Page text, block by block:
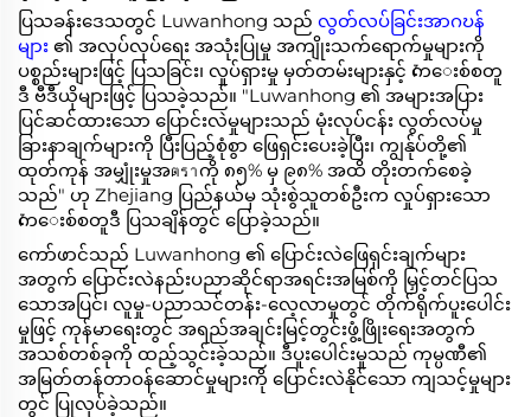
ပြသခန်းဒေသတွင် Luwanhong သည် လွတ်လပ်ခြင်းအာဂဎန်
များ ၏ အလုပ်လုပ်ရေး အသုံးပြုမှု အကျိုးသက်ရောက်မှုများကို
ပစ္စည်းများဖြင့် ပြသခြင်း၊ လှုပ်ရှားမှု မှတ်တမ်းများနှင့် ကেေးစ်စတူ
ဒီ ဗီဒီယိုများဖြင့် ပြသခဲ့သည်။ "Luwanhong ၏ အများအပြား
ပြင်ဆင်ထားသော ပြောင်းလဲမှုများသည် မုံးလုပ်ငန်း လွတ်လပ်မှု
ခြားနာချက်များကို ပြီးပြည့်စုံစွာ ဖြေရှင်းပေးခဲ့ပြီး၊ ကျွန်ုပ်တို့၏
ထုတ်ကုန် အမျှုံးမှုအตราကို ၈၅% မှ ၉၈% အထိ တိုးတက်စေခဲ့
သည်" ဟု Zhejiang ပြည်နယ်မှ သုံးစွဲသူတစ်ဦးက လှုပ်ရှားသော
ကেေးစ်စတူဒီ ပြသချိန်တွင် ပြောခဲ့သည်။
ကော်ဖာင်သည် Luwanhong ၏ ပြောင်းလဲဖြေရှင်းချက်များ
အတွက် ပြောင်းလဲနည်းပညာဆိုင်ရာအရင်းအမြစ်ကို မြှင့်တင်ပြသ
သောအပြင်၊ လူမှု-ပညာသင်တန်း-လေ့လာမှုတွင် တိုက်ရိုက်ပူးပေါင်း
မှုဖြင့် ကုန်မာရေးတွင် အရည်အချင်းမြင့်တွင်းဖွံ့ဖြိုးရေးအတွက်
အသစ်တစ်ခုကို ထည့်သွင်းခဲ့သည်။ ဒီပူးပေါင်းမှုသည် ကုမ္ပဏီ၏
အမြတ်တန်တာဝန်ဆောင်မှုများကို ပြောင်းလဲနိုင်သော ကျသင့်မှုများ
တွင် ပြုလုပ်ခဲ့သည်။